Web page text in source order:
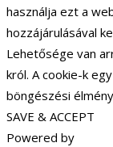
használja ezt a
hozzájárulásával
Lehetősége van
król. A cookie-k
böngészési
SAVE & ACCEPT
Powered by